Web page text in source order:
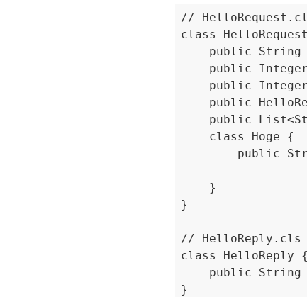
//
class
public String
public
public
public
public
    class Hoge {
public
    }
}
// HelloReply.cls
class HelloReply {
public String
}